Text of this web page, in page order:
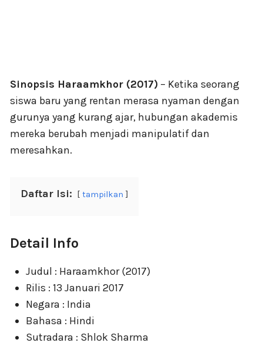
Sinopsis Haraamkhor (2017) – Ketika seorang
siswa baru yang rentan merasa nyaman dengan
gurunya yang kurang ajar, hubungan akademis
mereka berubah menjadi manipulatif dan
meresahkan.
Daftar Isi: tampilkan
Detail Info
Judul : Haraamkhor (2017)
Rilis : 13 Januari 2017
Negara : India
Bahasa : Hindi
Sutradara : Shlok Sharma